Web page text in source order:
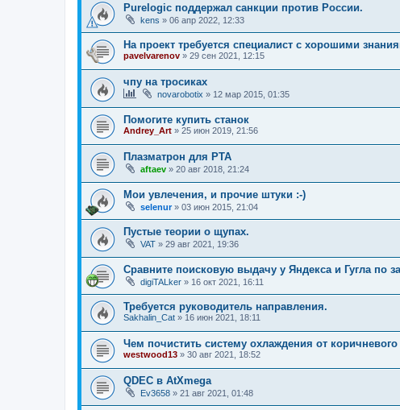
Purelogic поддержал санкции против России.
kens » 06 апр 2022, 12:33
На проект требуется специалист с хорошими
pavelvarenov » 29 сен 2021, 12:15
чпу на тросиках
novarobotix » 12 мар 2015, 01:35
Помогите купить станок
Andrey_Art » 25 июн 2019, 21:56
Плазматрон для PTA
aftaev » 20 авг 2018, 21:24
Мои увлечения, и прочие штуки :-)
selenur» 03 июн 2015, 21:04
Пустые теории о щупах.
VAT » 29 авг 2021, 19:36
Сравните поисковую выдачу у Яндекса и Гугла по
digiTALker » 16 окт 2021, 16:11
Требуется руководитель направления.
Sakhalin_Cat » 16 июн 2021, 18:11
Чем почистить систему охлаждения от коричневого
westwood13 » 30 авг 2021, 18:52
QDEC в AtXmega
Ev3658 » 21 авг 2021, 01:48